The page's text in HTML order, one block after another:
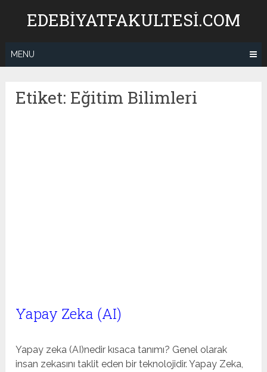
EDEBIYATFAKULTESI.COM
MENU
Etiket: Eğitim Bilimleri
Yapay Zeka (AI)
Yapay zeka (AI)nedir kısaca tanımı? Genel olarak
insan zekasını taklit eden bir teknolojidir. Yapay Zeka,